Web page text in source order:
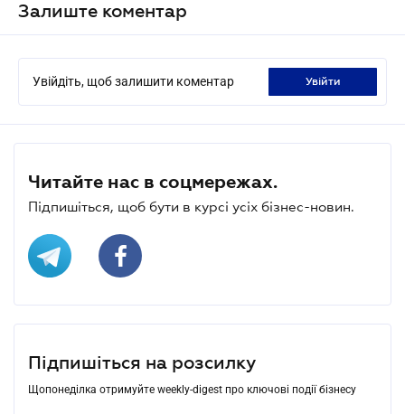
Залиште коментар
Увійдіть, щоб залишити коментар увійти
Читайте нас в соцмережах.
Підпишіться, щоб бути в курсі усіх бізнес-новин.
Підпишіться на розсилку
Щопонеділка отримуйте weekly-digest про ключові події бізнесу